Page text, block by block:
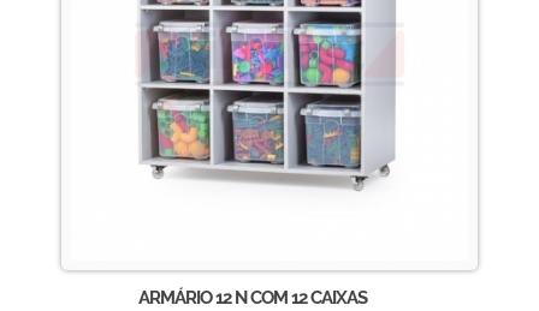
ARMÁRIO 12 N COM 12 CAIXAS